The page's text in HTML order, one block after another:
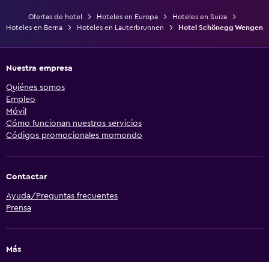
Ofertas de hotel Hoteles en Europa
Hoteles en Suiza
Hoteles en Berna
Hoteles en Lauterbrunnen Hotel Schönegg Wengen
Nuestra empresa
Quiénes somos
Empleo
Móvil
Cómo funcionan nuestros servicios
Códigos promocionales momondo
Contactar
Ayuda/Preguntas frecuentes
Prensa
Más